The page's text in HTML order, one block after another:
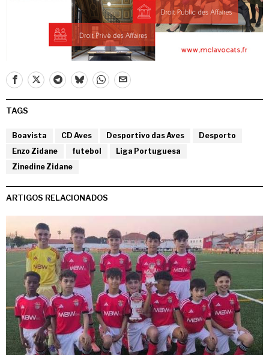
TAGS
Boavista CD Aves Desportivo das Aves
Desporto
Enzo Zidane
futebol
Liga Portuguesa
Zinedine Zidane
ARTIGOS RELACIONADOS